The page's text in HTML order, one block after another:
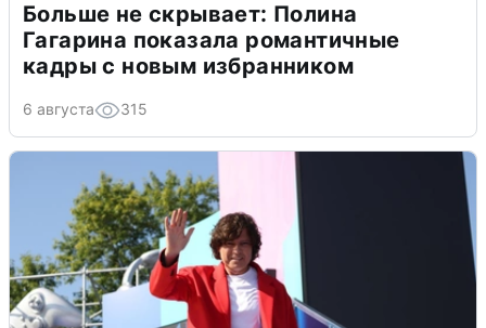
Больше не скрывает: Полина
Гагарина показала романтичные
кадры с новым избранником
6 августа 315